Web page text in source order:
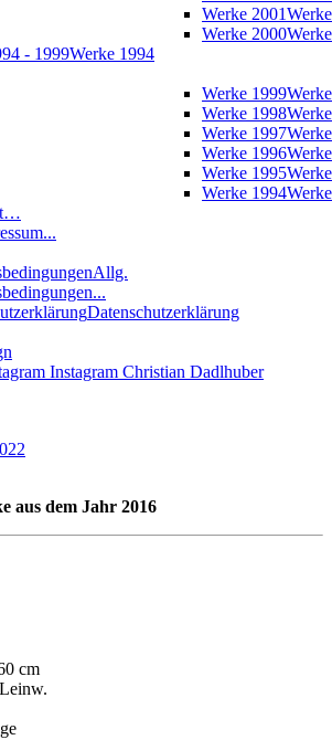
Werke 2001
Werke 2000
- 1999Werke 1994
Werke 1999
Werke 1998
Werke 1997
Werke 1996
Werke 1995
Werke 1994
Allg.
Datenschutzerklärung
Instagram Christian Dadlhuber
aus dem Jahr 2016
cm